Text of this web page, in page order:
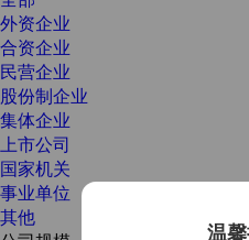
温
外资企业
合资企业
民营企业
股份制企业
集体企业
上市公司
国家机关
事业单位
其他